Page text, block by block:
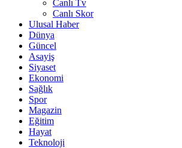
Canlı Tv
Canlı Skor
Ulusal Haber
Dünya
Güncel
Asayiş
Siyaset
Ekonomi
Sağlık
Spor
Magazin
Eğitim
Hayat
Teknoloji